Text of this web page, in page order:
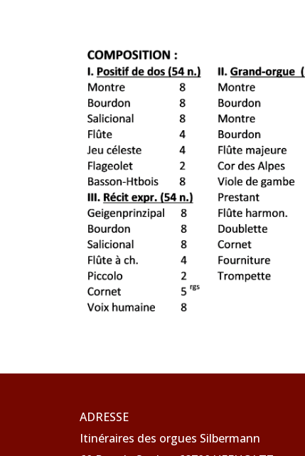
ADRESSE
Itinéraires des orgues Silbermann